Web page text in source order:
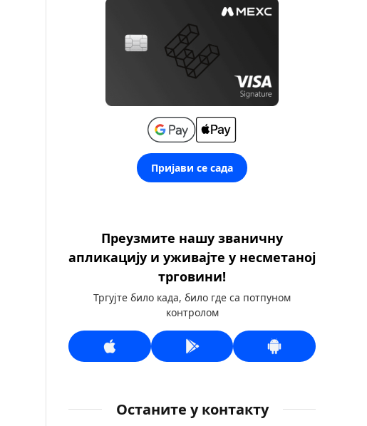
Пријави се сада
Преузмите нашу званичну
апликацију и уживајте у несметаној
трговини!
Тргујте било када, било где са потпуном
контролом
Останите у контакту